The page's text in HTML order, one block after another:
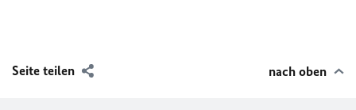
Seite teilen nach oben